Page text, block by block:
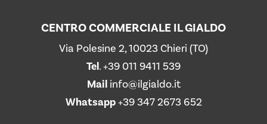
CENTRO COMMERCIALE IL GIALDO
Via Polesine 2, 10023 Chieri (TO)
Tel.+39 011 9411 539
Mail info@ilgialdo.it
Whatsapp+39 347 2673 652